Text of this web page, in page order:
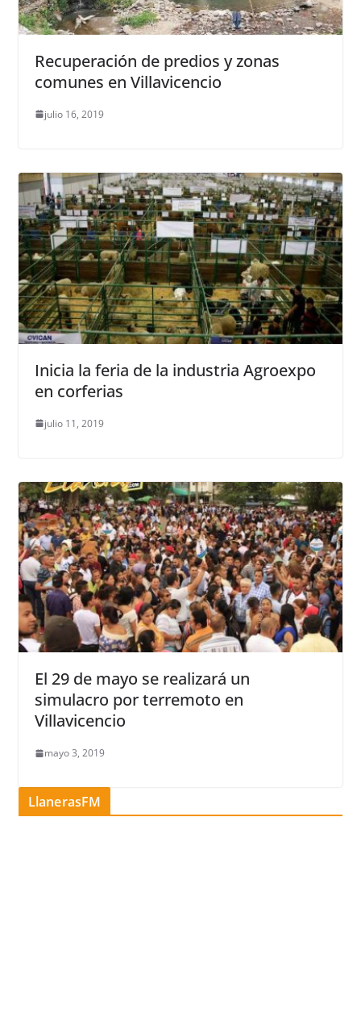
Recuperación de predios y zonas
comunes en Villavicencio
julio 16, 2019
Inicia la feria de la industria Agroexpo
en corferias
julio 11, 2019
El 29 de mayo se realizará un
simulacro por terremoto en
Villavicencio
mayo 3, 2019
LlanerasFM